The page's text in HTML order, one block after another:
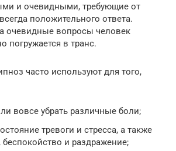
и очевидными, требующие от
положительного ответа.
очевидные вопросы человек
погружается в транс.
часто используют для того,
вовсе убрать различные боли;
тревоги и стресса, а также
беспокойство и раздражение;